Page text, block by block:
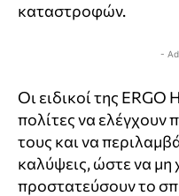
καταστροφών.
-
Οι ειδικοί της ERGO
πολίτες να ελέγχουν
τους και να
καλύψεις, ώστε να μη
προστατεύσουν το